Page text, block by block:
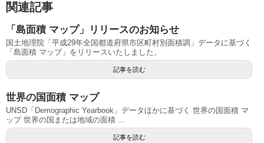
関連記事
「島面積 マップ」リリースのお知らせ
国土地理院「平成29年全国都道府県市区町村別面積調」データに基づく
「島面積 マップ」をリリースいたしました。
記事を読む
世界の国面積 マップ
UNSD「Demographic Yearbook」データほかに基づく 世界の国面積 マ
ップ 世界の国または地域の面積 ...
記事を読む